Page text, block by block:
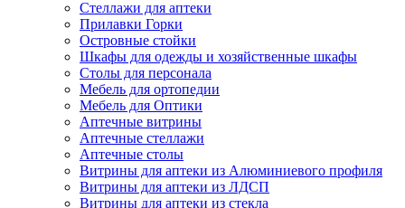
Стеллажи для аптеки
Прилавки Горки
Островные стойки
Шкафы для одежды и хозяйственные шкафы
Столы для персонала
Мебель для ортопедии
Мебель для Оптики
Аптечные витрины
Аптечные стеллажи
Аптечные столы
Витрины для аптеки из Алюминиевого профиля
Витрины для аптеки из ЛДСП
Витрины для аптеки из стекла